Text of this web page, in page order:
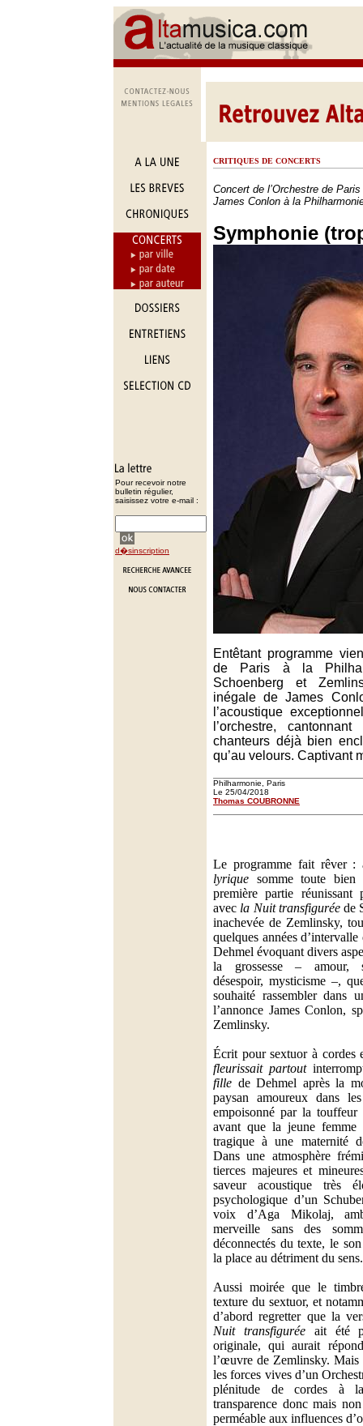
Pour recevoir notre
bulletin régulier,
saisissez votre e-mail :
d�sinscription
CRITIQUES DE CONCERTS
Concert de l’Orchestre de
James Conlon à la
Symphonie
Entêtant programme
de Paris à la
Schoenberg et
inégale de James
l’acoustique
l’orchestre,
chanteurs déjà bien
qu’au velours. Captivant
Philharmonie, Paris
Le 25/04/2018
Thomas COUBRONNE
Le programme fait rêver
lyrique somme toute
première partie
avec la Nuit transfiguréede
inachevée de Zemlinsky,
quelques années d’intervalle
Dehmel évoquant divers
la grossesse – amour,
désespoir, mysticisme –,
souhaité rassembler dans
l’annonce James Conlon,
Zemlinsky.
Écrit pour sextuor à cordes
fleurissait partout
fille de Dehmel après la
paysan amoureux dans
empoisonné par la
avant que la jeune femme
tragique à une maternité
Dans une atmosphère
tierces majeures et
saveur acoustique très
psychologique d’un
voix d’Aga Mikolaj,
merveille sans des
déconnectés du texte, le
la place au détriment du sens.
Aussi moirée que le
texture du sextuor, et
d’abord regretter que la
Nuit transfiguréeait été
originale, qui aurait
l’œuvre de Zemlinsky. Mais
les forces vives d’un
plénitude de cordes à
transparence donc mais
perméable aux influences